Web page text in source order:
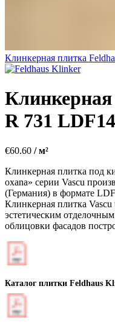
Клинкерная плитка
R 731 LDF14
€60.60 / м²
Клинкерная плитка под
oxana» серии Vascu
(Германия) в формате
Клинкерная плитка Vascu
эстетическим
облицовки фасадов
Каталог плитки Feldhaus